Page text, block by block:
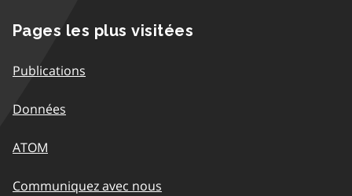
Pages les plus visitées
Publications
Données
ATOM
Communiquez avec nous